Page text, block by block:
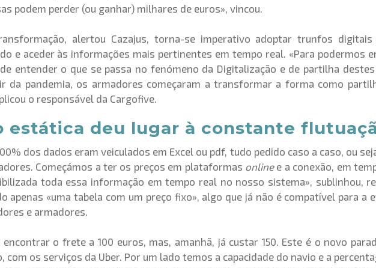
podem perder (ou ganhar) milhares de euros», vincou.
alertou Cazajus, torna-se imperativo adoptar trunfos digitais
e aceder às informações mais pertinentes em tempo real. «Para podermos
entender o que se passa no fenómeno da Digitalização e de partilha
da pandemia, os armadores começaram a transformar a forma como
o responsável da Cargofive.
estática deu lugar à constante
dos dados eram veiculados em Excel ou pdf, tudo pedido caso a caso, ou
Começámos a ter os preços em plataformas online e a conexão, em
toda essa informação em tempo real no nosso sistema», sublinhou,
apenas «uma tabela com um preço fixo», algo que já não é compatível para a
e armadores.
o frete a 100 euros, mas, amanhã, já custar 150. Este é o novo
com os serviços da Uber. Por um lado temos a capacidade do navio e a